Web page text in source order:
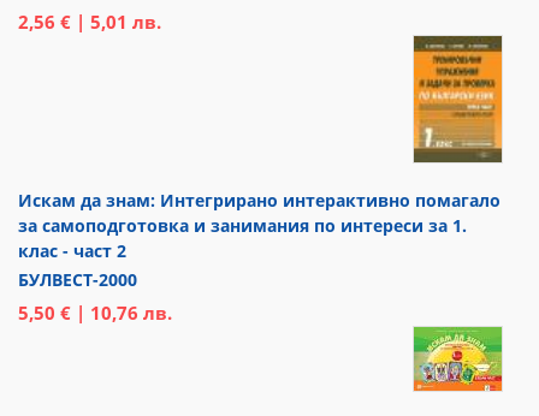
2,56 € | 5,01 лв.
Искам да знам: Интегрирано интерактивно помагало
за самоподготовка и занимания по интереси за 1.
клас - част 2
БУЛВЕСТ-2000
5,50 € | 10,76 лв.